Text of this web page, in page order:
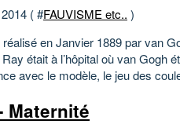
( #FAUVISME etc.. )
en Janvier 1889 par van
était à l’hôpital où van Gogh
avec le modèle, le jeu des
Maternité